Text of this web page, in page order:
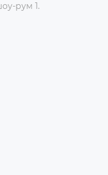
рум 1.